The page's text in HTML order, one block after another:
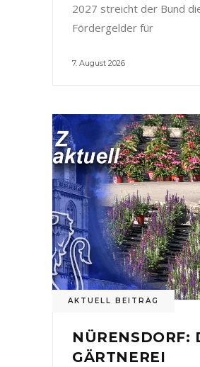
2027 streicht der Bund
Fördergelder für
7. August 2026
AKTUELL BEITRAG
NÜRENSDORF:
GÄRTNEREI